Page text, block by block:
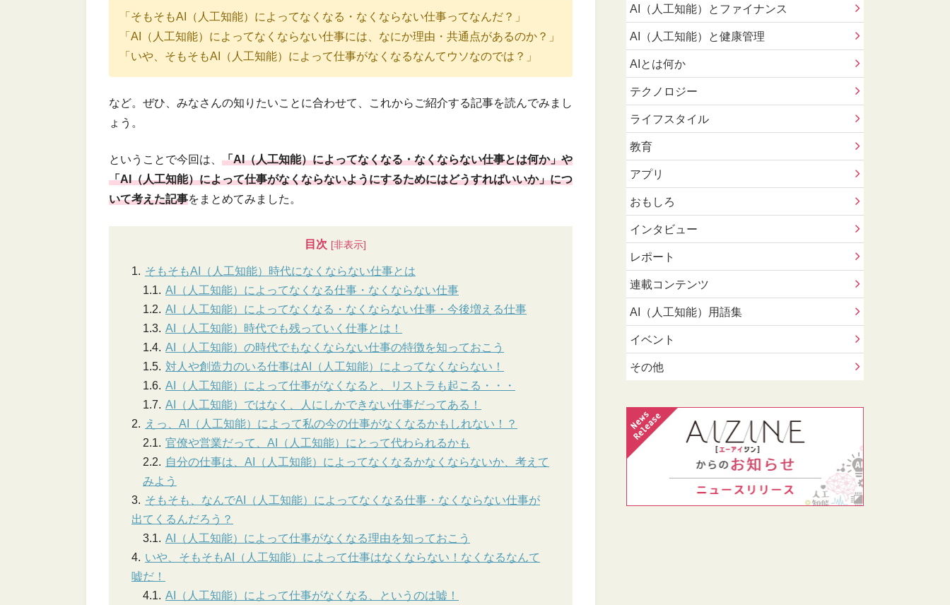
「そもそもAI（人工知能）によってなくなる・なくならない仕事ってなんだ？」
「AI（人工知能）によってなくならない仕事には、なにか理由・共通点があるのか？」
「いや、そもそもAI（人工知能）によって仕事がなくなるなんてウソなのでは？」
など。ぜひ、みなさんの知りたいことに合わせて、これからご紹介する記事を読んでみまし
ょう。
ということで今回は、 「AI（人工知能）によってなくなる・なくならない仕事とは何か」や
「AI（人工知能）によって仕事がなくならないようにするためにはどうすればいいか」につ
いて考えた記事をまとめてみました。
目次
そもそもAI（人工知能）時代になくならない仕事とは
AI（人工知能）によってなくなる仕事・なくならない仕事
AI（人工知能）によってなくなる・なくならない仕事・今後増える仕事
AI（人工知能）時代でも残っていく仕事とは！
AI（人工知能）の時代でもなくならない仕事の特徴を知っておこう
対人や創造力のいる仕事はAI（人工知能）によってなくならない！
AI（人工知能）によって仕事がなくなると、リストラも起こる・・・
AI（人工知能）ではなく、人にしかできない仕事だってある！
えっ、AI（人工知能）によって私の今の仕事がなくなるかもしれない！？
官僚や営業だって、AI（人工知能）にとって代わられるかも
自分の仕事は、AI（人工知能）によってなくなるかなくならないか、考えて
みよう
そもそも、なんでAI（人工知能）によってなくなる仕事・なくならない仕事が
出てくるんだろう？
AI（人工知能）によって仕事がなくなる理由を知っておこう
いや、そもそもAI（人工知能）によって仕事はなくならない！なくなるなんて
嘘だ！
AI（人工知能）によって仕事がなくなる、というのは嘘！
AI（人工知能）とファイナンス
AI（人工知能）と健康管理
AIとは何か
テクノロジー
ライフスタイル
教育
アプリ
おもしろ
インタビュー
レポート
連載コンテンツ
AI（人工知能）用語集
イベント
その他